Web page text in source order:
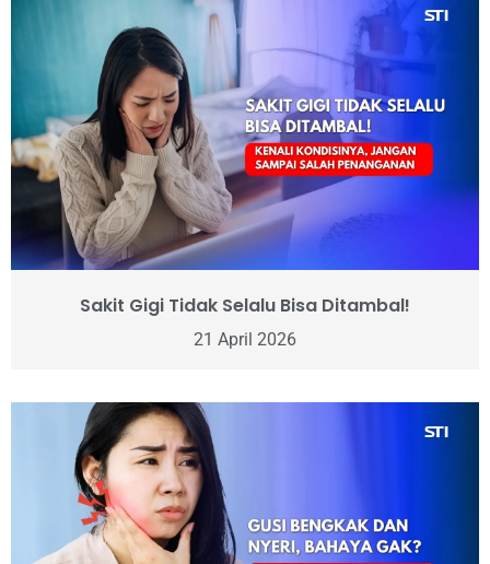
Sakit Gigi Tidak Selalu Bisa Ditambal!
21 April 2026